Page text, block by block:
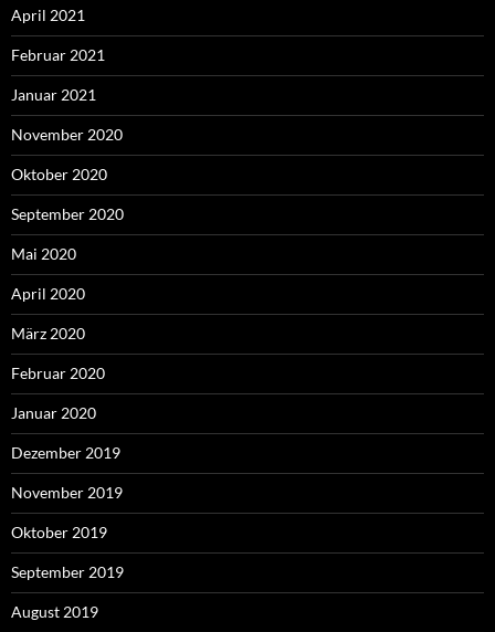
April 2021
Februar 2021
Januar 2021
November 2020
Oktober 2020
September 2020
Mai 2020
April 2020
März 2020
Februar 2020
Januar 2020
Dezember 2019
November 2019
Oktober 2019
September 2019
August 2019